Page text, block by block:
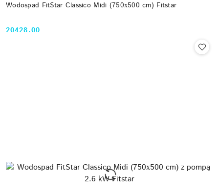
Wodospad FitStar Classico Midi (750х500 cm) Fitstar
Cena:
20428.00